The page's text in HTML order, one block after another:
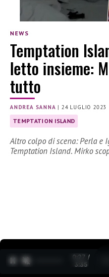
NEWS
Temptation
letto insieme:
tutto
ANDREA SANNA |24 LUGLIO 2023
TEMPTATION ISLAND
Altro colpo di scena: Perla e
Temptation Island. Mirko
0:28 /
3:35